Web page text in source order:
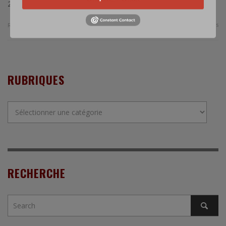
2014) ; Diane …
Read more 0 Comments
RUBRIQUES
RECHERCHE